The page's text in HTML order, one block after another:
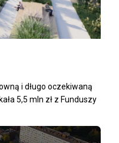
i długo oczekiwaną
5,5 mln zł z Funduszy